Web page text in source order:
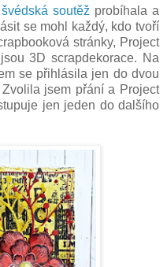
švédská soutěž probíhala a
se mohl každý, kdo tvoří
stránky, Project
3D scrapdekorace. Na
se přihlásila jen do dvou
jsem přání a Project
jen jeden do dalšího